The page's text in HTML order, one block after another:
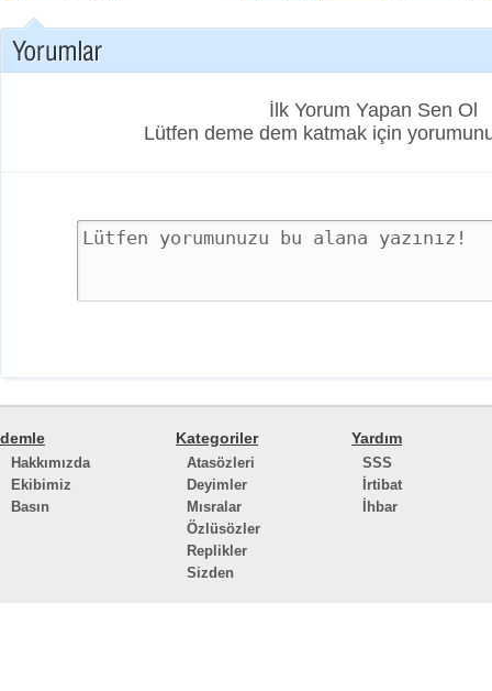
İlk Yorum Yapan Sen Ol
Lütfen deme dem katmak için
demle
Hakkımızda
Ekibimiz
Basın
Kategoriler
Atasözleri
Deyimler
Mısralar
Özlüsözler
Replikler
Sizden
Yardım
SSS
İrtibat
İhbar